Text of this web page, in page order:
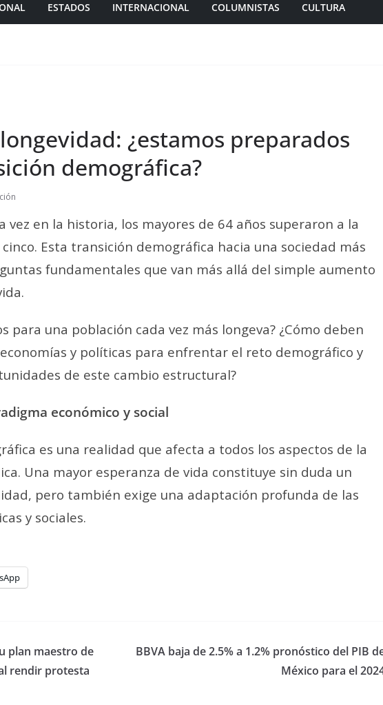
ESTADOS INTERNACIONAL COLUMNISTAS CULTURA
¿estamos preparados
demográfica?
vez en la historia, los mayores de 64 años superaron a la
Esta transición demográfica hacia una sociedad más
fundamentales que van más allá del simple aumento
para una población cada vez más longeva? ¿Cómo deben
y políticas para enfrentar el reto demográfico y
de este cambio estructural?
económico y social
es una realidad que afecta a todos los aspectos de la
Una mayor esperanza de vida constituye sin duda un
pero también exige una adaptación profunda de las
y sociales.
plan maestro de
rendir protesta
BBVA baja de 2.5% a 1.2% pronóstico del PIB
México para el